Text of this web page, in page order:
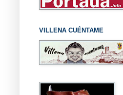
VILLENA CUÉNTAME